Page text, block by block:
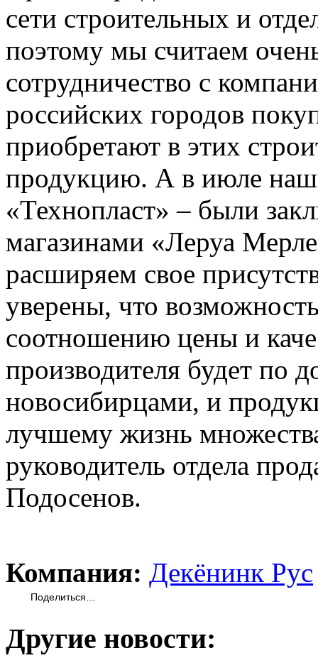
сети строительных и
поэтому мы считаем
сотрудничество с
российских городов
приобретают в этих
продукцию. А в июле
«Технопласт» – были
магазинами «Леруа
расширяем свое
уверены, что
соотношению цены и
производителя будет по
новосибирцами, и
лучшему жизнь
руководитель отдела
Подосенов.
Компания: Декёнинк Рус
Поделиться…
Другие новости: